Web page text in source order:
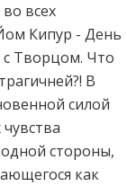
всех
Кипур - День
с Творцом. Что
В
силой
стороны,
как